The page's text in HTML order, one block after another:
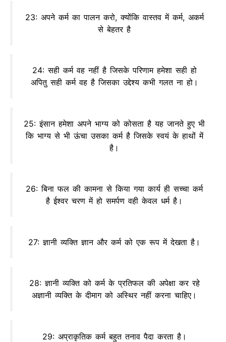
23: अपने कर्म का पालन करो, क्योंकि वास्तव में कर्म, अकर्म
से बेहतर है
24: सही कर्म वह नहीं है जिसके परिणाम हमेशा सही हो
अपितु सही कर्म वह है जिसका उद्देश्य कभी गलत ना हो।
25: इंसान हमेशा अपने भाग्य को कोसता है यह जानते हुए भी
कि भाग्य से भी ऊंचा उसका कर्म है जिसके स्वयं के हाथों में
है।
26: बिना फल की कामना से किया गया कार्य ही सच्चा कर्म
है ईश्वर चरण में हो समर्पण वही केवल धर्म है।
27: ज्ञानी व्यक्ति ज्ञान और कर्म को एक रूप में देखता है।
28: ज्ञानी व्यक्ति को कर्म के प्रतिफल की अपेक्षा कर रहे
अज्ञानी व्यक्ति के दीमाग को अस्थिर नहीं करना चाहिए।
29: अप्राकृतिक कर्म बहुत तनाव पैदा करता है।